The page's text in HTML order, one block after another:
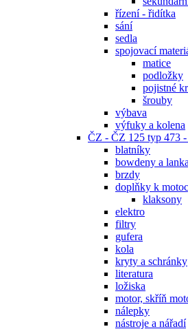
řízení - řidítka
sání
sedla
spojovací
matice
podložky
pojistné
šrouby
výbava
výfuky a kolena
ČZ - ČZ 125 typ 473
blatníky
bowdeny a lanka
brzdy
doplňky k
klaksony
elektro
filtry
gufera
kola
kryty a schránky
literatura
ložiska
motor, skříň
nálepky
nástroje a nářadí